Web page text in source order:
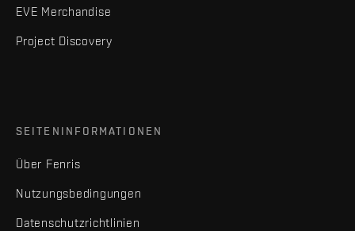
EVE Merchandise
Project Discovery
SEITENINFORMATIONEN
Über Fenris
Nutzungsbedingungen
Datenschutzrichtlinien